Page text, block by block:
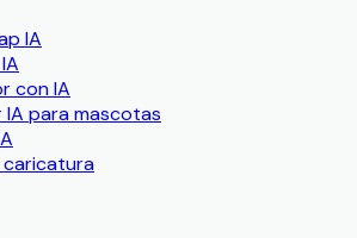
IA
con IA
para mascotas